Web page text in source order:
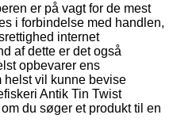
er på vagt for de mest
i forbindelse med handlen,
internet
af dette er det også
opbevarer ens
helst vil kunne bevise
Antik Tin Twist
du søger et produkt til en